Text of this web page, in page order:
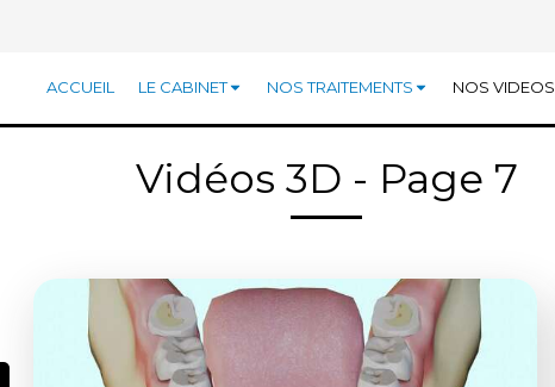
ACCUEIL LE CABINET NOS TRAITEMENTS NOS VIDEOS
Vidéos 3D - Page 7